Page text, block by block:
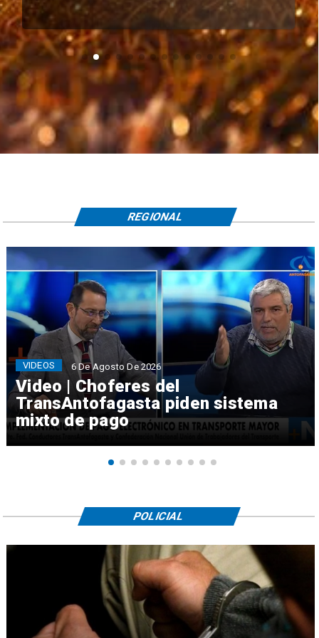
Video | Choferes del
TransAntofagasta piden sistema
mixto de pago
VIDEOS 6 De Agosto De 2026
REGIONAL
POLICIAL